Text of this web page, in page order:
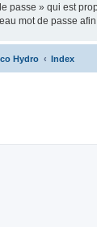
passe » qui est
mot de passe
Hydro Index